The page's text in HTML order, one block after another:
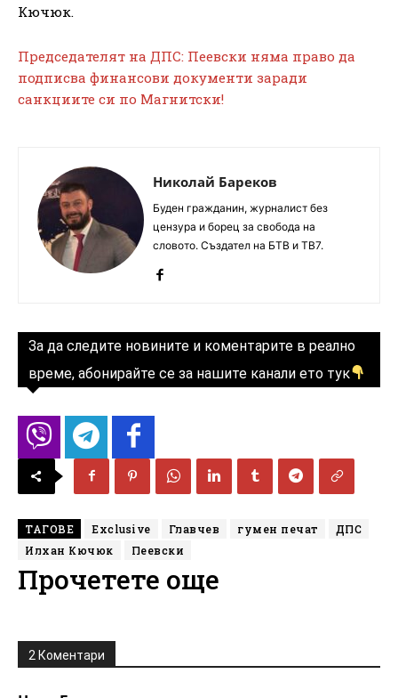
Кючюк.
Председателят на ДПС: Пеевски няма право да
подписва финансови документи заради
санкциите си по Магнитски!
Николай Бареков
Буден гражданин, журналист без
цензура и борец за свобода на
словото. Създател на БТВ и ТВ7.
За да следите новините и коментарите в реално
време, абонирайте се за нашите канали ето тук
ТАГОВЕ Exclusive Главчев гумен печат
ДПС
Илхан Кючюк
Пеевски
Прочетете още
2 Коментари